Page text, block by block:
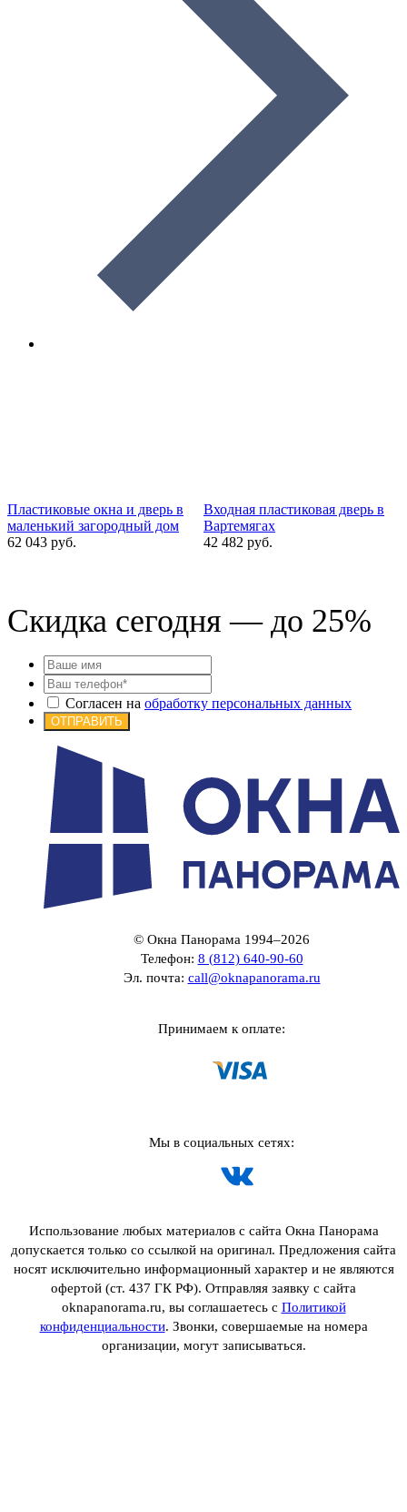
Пластиковые окна и дверь в
маленький загородный дом
62 043 руб.
Входная пластиковая дверь в
Вартемягах
42 482 руб.
Скидка сегодня — до 25%
Согласен на обработку персональных данных
ОТПРАВИТЬ
© Окна Панорама 1994–2026
Телефон: 8 (812) 640-90-60
Эл. почта: call@oknapanorama.ru
Принимаем к оплате:
Мы в социальных сетях:
Использование любых материалов с сайта Окна Панорама
допускается только со ссылкой на оригинал. Предложения сайта
носят исключительно информационный характер и не являются
офертой (ст. 437 ГК РФ). Отправляя заявку с сайта
oknapanorama.ru, вы соглашаетесь с Политикой
конфиденциальности. Звонки, совершаемые на номера
организации, могут записываться.